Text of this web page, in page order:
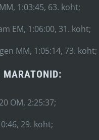
1:03:45, 63. koht;
EM, 1:06:00, 31. koht;
MM, 1:05:14, 73. koht;
OM, 2:25:37;
29. koht;